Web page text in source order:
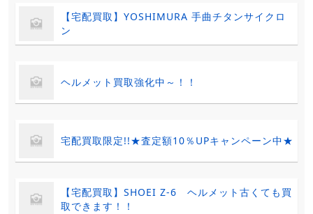
【宅配買取】YOSHIMURA 手曲チタンサイクロ
ン
ヘルメット買取強化中～！！
宅配買取限定!!★査定額10％UPキャンペーン中★
【宅配買取】SHOEI Z-6 ヘルメット古くても買
取できます！！